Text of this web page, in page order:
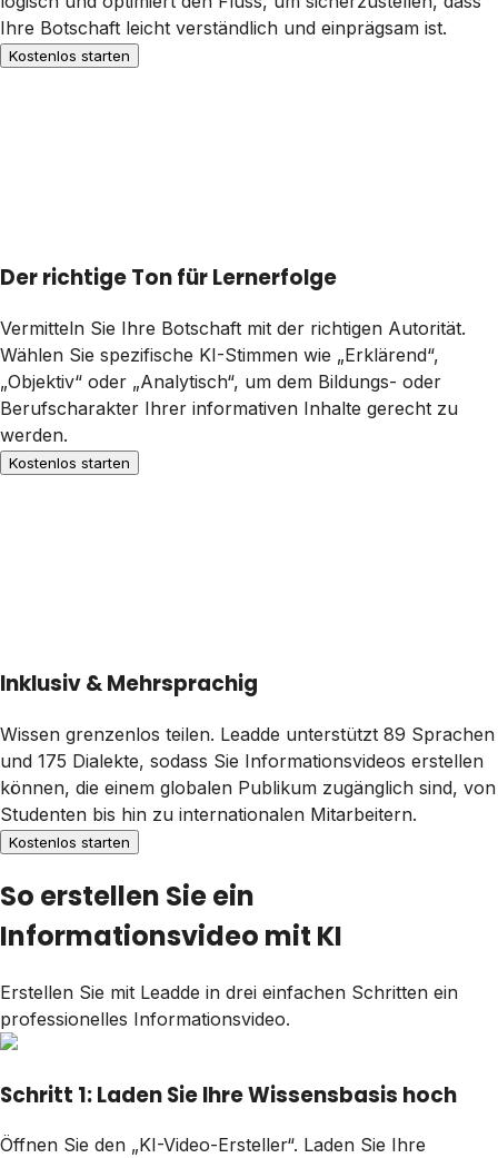
Ihre Botschaft leicht verständlich und einprägsam ist.
Kostenlos starten
Der richtige Ton für Lernerfolge
Vermitteln Sie Ihre Botschaft mit der richtigen Autorität.
Wählen Sie spezifische KI-Stimmen wie „Erklärend“,
„Objektiv“ oder „Analytisch“, um dem Bildungs- oder
Berufscharakter Ihrer informativen Inhalte gerecht zu
werden.
Kostenlos starten
Inklusiv & Mehrsprachig
Wissen grenzenlos teilen. Leadde unterstützt 89 Sprachen
und 175 Dialekte, sodass Sie Informationsvideos erstellen
können, die einem globalen Publikum zugänglich sind, von
Studenten bis hin zu internationalen Mitarbeitern.
Kostenlos starten
So erstellen Sie ein
Informationsvideo mit KI
Erstellen Sie mit Leadde in drei einfachen Schritten ein
professionelles Informationsvideo.
Schritt 1: Laden Sie Ihre Wissensbasis hoch
Öffnen Sie den „KI-Video-Ersteller“. Laden Sie Ihre